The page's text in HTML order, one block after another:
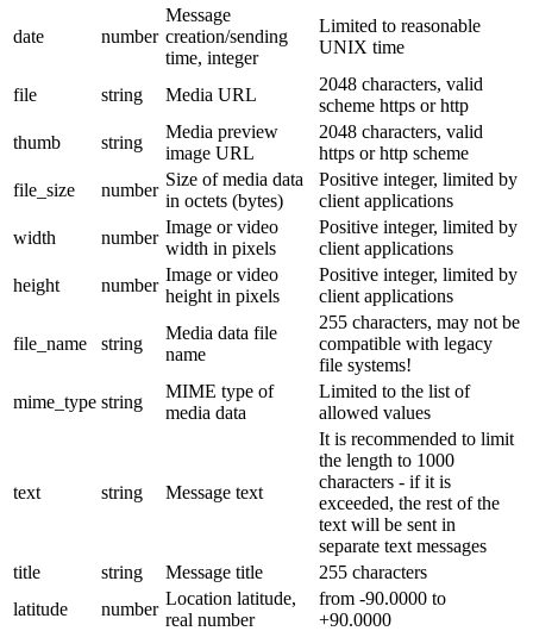
date number
Message
creation/sending
time, integer
Limited to reasonable
UNIX time
file string Media URL
2048 characters, valid
scheme https or http
thumb
string
Media preview
image URL
2048 characters, valid
https or http scheme
file_size
number
Size of media data
in octets (bytes)
Positive integer, limited by
client applications
width
number
Image or video
width in pixels
Positive integer, limited by
client applications
height
number
Image or video
height in pixels
Positive integer, limited by
client applications
file_name string
Media data file
name
255 characters, may not be
compatible with legacy
file systems!
mime_type string
MIME type of
media data
Limited to the list of
allowed values
text string Message text
It is recommended to limit
the length to 1000
characters - if it is
exceeded, the rest of the
text will be sent in
separate text messages
title
string Message title
255 characters
latitude
number
Location latitude,
real number
from -90.0000 to
+90.0000